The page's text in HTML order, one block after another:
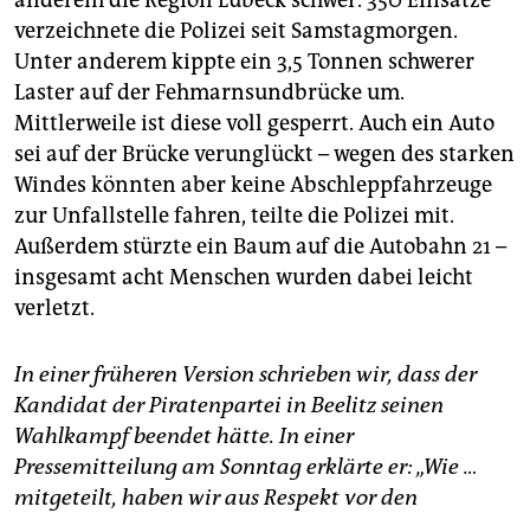
verzeichnete die Polizei seit Samstagmorgen.
Unter anderem kippte ein 3,5 Tonnen schwerer
Laster auf der Fehmarnsundbrücke um.
Mittlerweile ist diese voll gesperrt. Auch ein Auto
sei auf der Brücke verunglückt – wegen des starken
Windes könnten aber keine Abschleppfahrzeuge
zur Unfallstelle fahren, teilte die Polizei mit.
Außerdem stürzte ein Baum auf die Autobahn 21 –
insgesamt acht Menschen wurden dabei leicht
verletzt.
In einer früheren Version schrieben wir, dass der
Kandidat der Piratenpartei in Beelitz seinen
Wahlkampf beendet hätte. In einer
Pressemitteilung am Sonntag erklärte er: „Wie …
mitgeteilt, haben wir aus Respekt vor den